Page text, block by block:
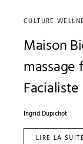
CULTURE
Maison
massage
Facialiste
Ingrid Dupichot
LIRE LA SUITE